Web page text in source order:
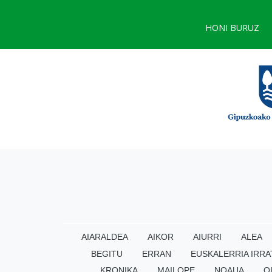
HONI BURUZ
AIARALDEA AIKOR AIURRI ALEA
BEGITU
ERRAN EUSKALERRIA